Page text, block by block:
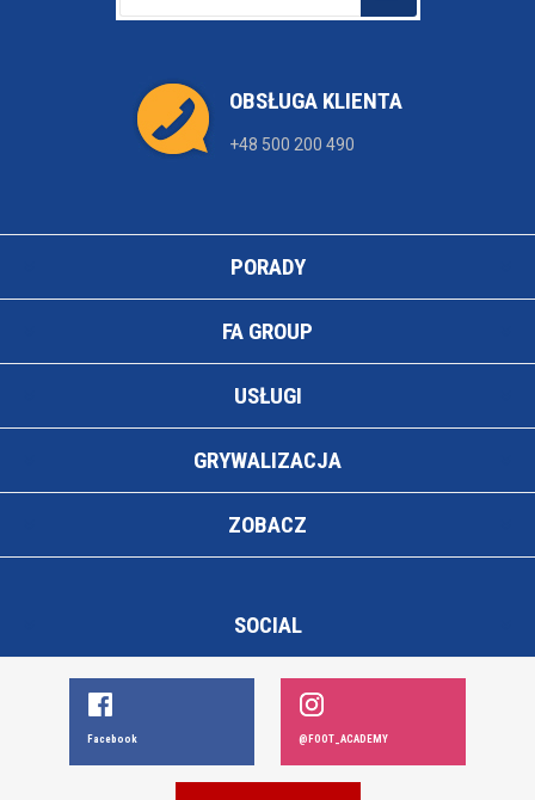
OBSŁUGA KLIENTA
+48 500 200 490
PORADY
FA GROUP
USŁUGI
GRYWALIZACJA
ZOBACZ
SOCIAL
Facebook @FOOT_ACADEMY